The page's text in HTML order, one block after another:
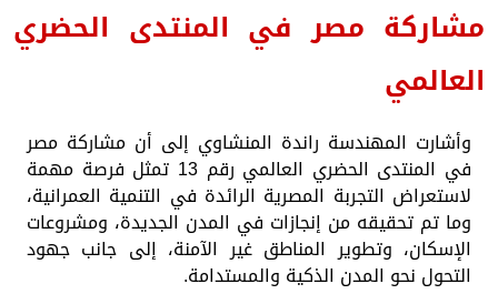
مشاركة مصر في المنتدى الحضري
العالمي
وأشارت المهندسة راندة المنشاوي إلى أن مشاركة مصر
في المنتدى الحضري العالمي رقم 13 تمثل فرصة مهمة
لاستعراض التجربة المصرية الرائدة في التنمية العمرانية،
وما تم تحقيقه من إنجازات في المدن الجديدة، ومشروعات
الإسكان، وتطوير المناطق غير الآمنة، إلى جانب جهود
التحول نحو المدن الذكية والمستدامة.